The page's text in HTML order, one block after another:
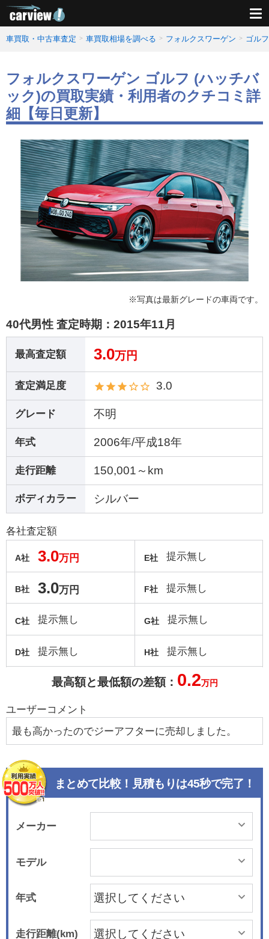
車買取・中古車査定 車買取相場を調べる フォルクスワーゲン ゴル
フォルクスワーゲン ゴルフ (ハッチバ
ック)の買取実績・利用者のクチコミ詳
細【毎日更新】
※写真は最新グレードの車両です。
40代男性 査定時期： 2015年11月
最高査定額 3.0万円
査定満足度 3.0
グレード 不明
年式 2006年/平成18年
走行距離 150,001～km
ボディカラー シルバー
各社査定額
A社 3.0万円
B社 3.0万円
C社 提示無し
D社 提示無し
E社 提示無し
F社 提示無し
G社 提示無し
H社 提示無し
最高額と最低額の差額： 0.2万円
ユーザーコメント
最も高かったのでジーアフターに売却しました。
まとめて比較！見積もりは45秒で完了！
メーカー
モデル
年式
走行距離(km)